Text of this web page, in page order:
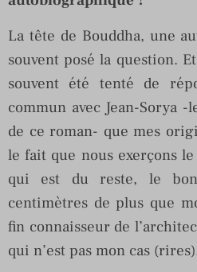
La tête de Bouddha, une
souvent posé la question.
souvent été tenté de
commun avec Jean-Sorya
de ce roman- que mes
le fait que nous exerçons
qui est du reste, le
centimètres de plus que
fin connaisseur de
qui n’est pas mon cas